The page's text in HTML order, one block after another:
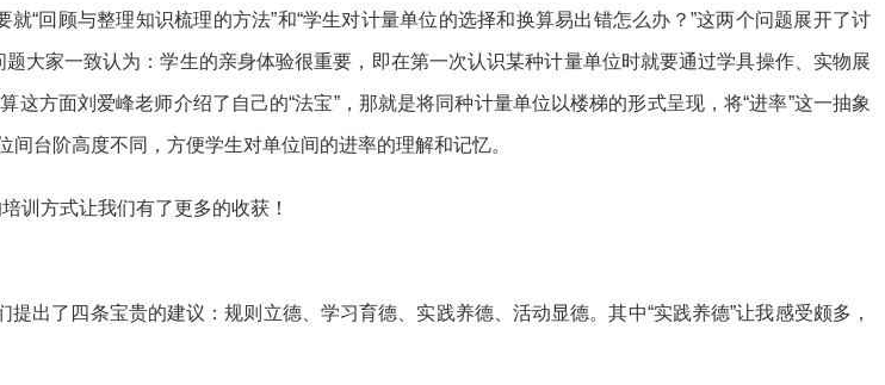
“回顾与整理知识梳理的方法”和“学生对计量单位的选择和换算易出错怎么办？”这两个问题展开了讨
大家一致认为：学生的亲身体验很重要，即在第一次认识某种计量单位时就要通过学具操作、实物展
方面刘爱峰老师介绍了自己的“法宝”，那就是将同种计量单位以楼梯的形式呈现，将“进率”这一抽象
台阶高度不同，方便学生对单位间的进率的理解和记忆。
训方式让我们有了更多的收获！
出了四条宝贵的建议：规则立德、学习育德、实践养德、活动显德。其中“实践养德”让我感受颇多，